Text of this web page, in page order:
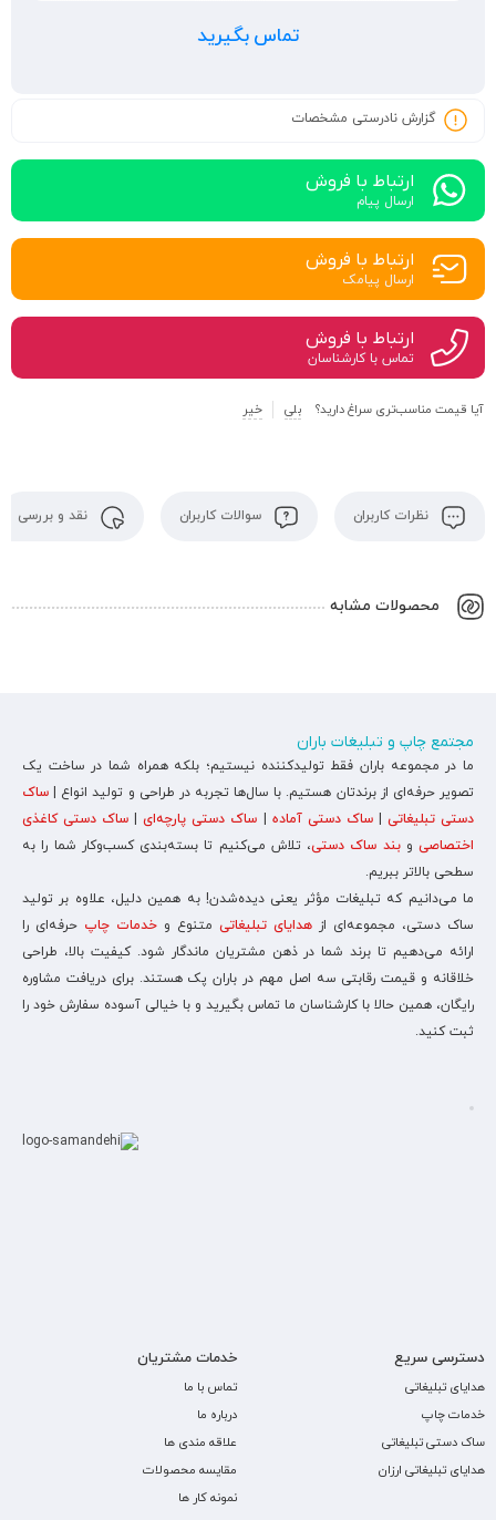
تماس بگیرید
گزارش نادرستی مشخصات
ارتباط با فروش
ارسال پیام
ارتباط با فروش
ارسال پیامک
ارتباط با فروش
تماس با کارشناسان
آیا قیمت مناسب‌تری سراغ دارید؟ بلی خیر
نظرات کاربران سوالات کاربران نقد و بررسی
محصولات مشابه
مجتمع چاپ و تبلیغات باران
ما در مجموعه باران فقط تولیدکننده نیستیم؛ بلکه همراه شما در ساخت یک
تصویر حرفه‌ای از برندتان هستیم. با سال‌ها تجربه در طراحی و تولید انواع | ساک
دستی تبلیغاتی |ساک دستی آماده | ساک دستی پارچه‌ای| ساک دستی کاغذی
اختصاصی وبند ساک دستی، تلاش می‌کنیم تا بسته‌بندی کسب‌وکار شما را به
سطحی بالاتر ببریم.
ما می‌دانیم که تبلیغات مؤثر یعنی دیده‌شدن! به همین دلیل، علاوه بر تولید
ساک دستی، مجموعه‌ای از هدایای تبلیغاتی متنوع و خدمات چاپ حرفه‌ای را
ارائه می‌دهیم تا برند شما در ذهن مشتریان ماندگار شود. کیفیت بالا، طراحی
خلاقانه و قیمت رقابتی سه اصل مهم در باران پک هستند. برای دریافت مشاوره
رایگان، همین حالا با کارشناسان ما تماس بگیرید و با خیالی آسوده سفارش خود را
ثبت کنید.
دسترسی سریع
هدایای تبلیغاتی
خدمات چاپ
ساک دستی تبلیغاتی
هدایای تبلیغاتی ارزان
خدمات مشتریان
تماس با ما
درباره ما
علاقه مندی ها
مقایسه محصولات
نمونه کار ها